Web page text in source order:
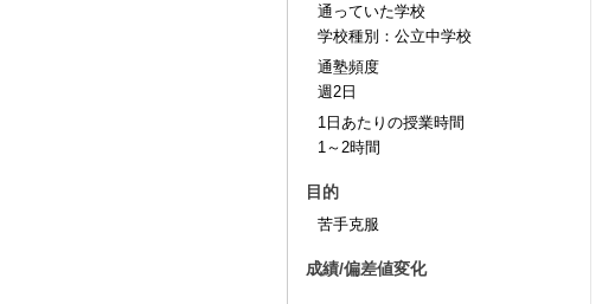
通っていた学校
学校種別：公立中学校
通塾頻度
週2日
1日あたりの授業時間
1～2時間
目的
苦手克服
成績/偏差値変化